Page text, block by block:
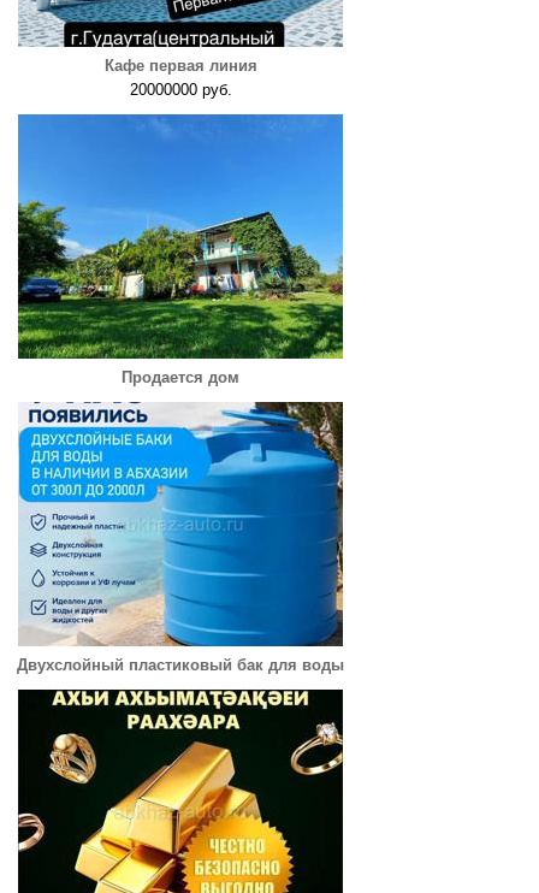
Кафе первая линия
20000000 руб.
Продается дом
Двухслойный пластиковый бак для воды